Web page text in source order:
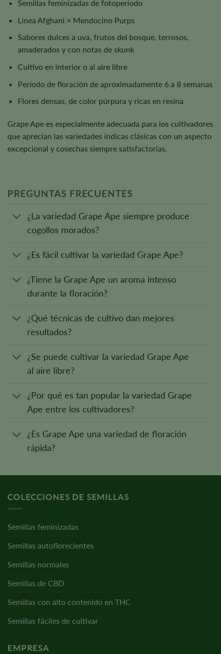
Semillas feminizadas de fotoperíodo
Línea Afghani × Mendocino Purps
Sabores dulces a uva, frutos del bosque, terrosos,
amaderados y con notas de skunk
Cultivo en interior o al aire libre
Período de floración de aproximadamente 6 a 8 semanas
Flores densas, de color púrpura y ricas en resina
Grape Ape es especialmente adecuada para los cultivadores
que aprecian las variedades índicas clásicas con un aspecto
excepcional y cosechas siempre satisfactorias.
PREGUNTAS FRECUENTES
¿La variedad Grape Ape siempre produce
cogollos morados?
¿Es fácil cultivar la variedad Grape Ape?
¿Tiene la Grape Ape un aroma intenso
durante la floración?
¿Qué técnicas de cultivo dan mejores
resultados?
¿Se puede cultivar la variedad Grape Ape
al aire libre?
¿Por qué es tan popular la variedad Grape
Ape entre los cultivadores?
¿Es Grape Ape una variedad de floración
rápida?
COLECCIONES DE SEMILLAS
Semillas feminizadas
Semillas autoflorecientes
Semillas normales
Semillas de CBD
Semillas con alto contenido en THC
Semillas fáciles de cultivar
EMPRESA